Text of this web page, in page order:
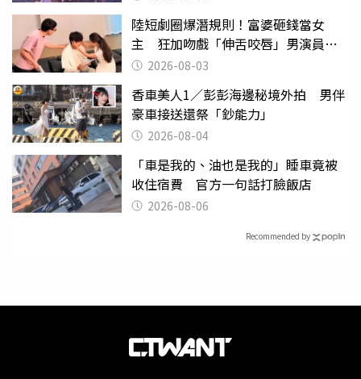
陸短劇圈爆潛規則！富婆砸錢當女
主 狂加吻戲「伸舌咬唇」男演員崩
潰 2026-08-03
香車美人1／彭彭海邊秘境外拍 男伴
豪車接送還祭「鈔能力」
2026-08-04
「車是我的、油也是我的」睡車竟被
收住宿費 官方一句話打臉飯店
2026-08-06
Recommended by